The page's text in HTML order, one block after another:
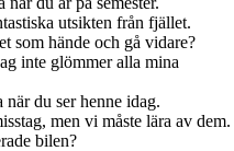
utsikten från fjället.
som hände och gå vidare?
inte glömmer alla mina
du ser henne idag.
men vi måste lära av dem.
bilen?